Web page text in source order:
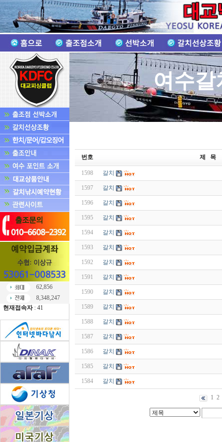
62,856
8,348,247
현재접속자: 41
여수갈
번호 제 목
1598 갈치
1597 갈치
1596 갈치
1595 갈치
1594 갈치
1593 갈치
1592 갈치
1591 갈치
1590 갈치
1589 갈치
1588 갈치
1587 갈치
1586 갈치
1585 갈치
1584 갈치
1 2